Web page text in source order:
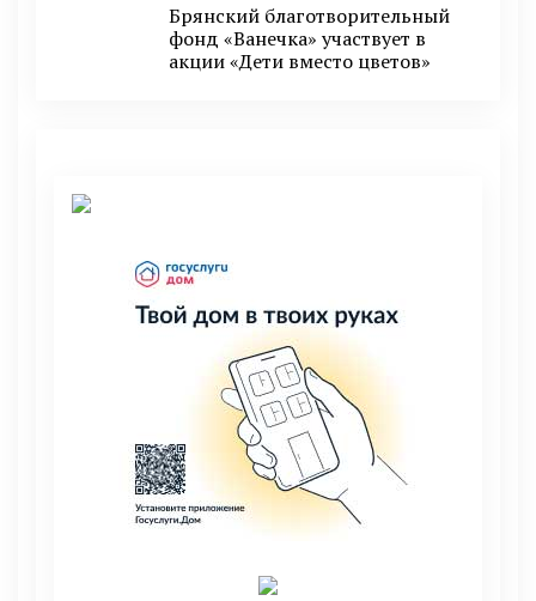
Брянский благотворительный
фонд «Ванечка» участвует в
акции «Дети вместо цветов»